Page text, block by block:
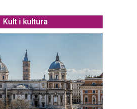
Kult i kultura